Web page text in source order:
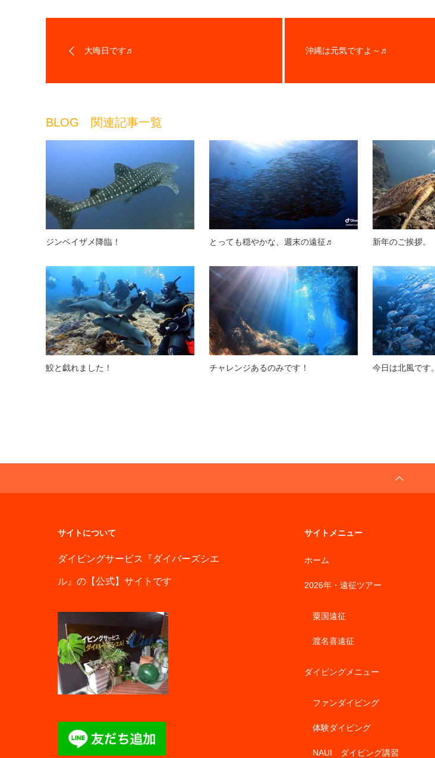
大晦日です♬ 沖縄は元気ですよ～♬
BLOG 関連記事一覧
ジンベイザメ降臨！ とっても穏やかな、週末の遠征♬ 新年のご挨拶。
鮫と戯れました！ チャレンジあるのみです！ 今日は北風です。
サイトについて
ダイビングサービス『ダイバーズシエ
ル』の【公式】サイトです
サイトメニュー
ホーム
2026年・遠征ツアー
粟国遠征
渡名喜遠征
ダイビングメニュー
ファンダイビング
体験ダイビング
NAUI ダイビング講習